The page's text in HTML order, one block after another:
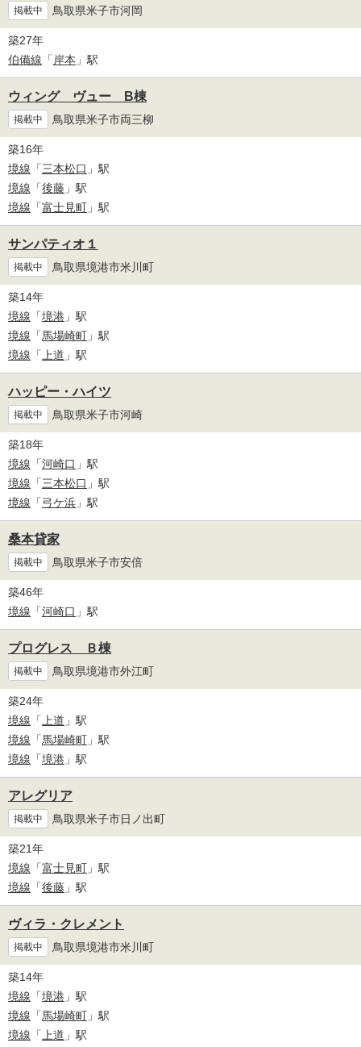
掲載中 鳥取県米子市河岡
築27年
伯備線 「岸本 」駅
ウィング ヴュー B棟
掲載中 鳥取県米子市両三柳
築16年
境線 「三本松口 」駅
境線 「後藤 」駅
境線 「富士見町 」駅
サンパティオ１
掲載中 鳥取県境港市米川町
築14年
境線 「境港 」駅
境線 「馬場崎町 」駅
境線 「上道 」駅
ハッピー・ハイツ
掲載中 鳥取県米子市河崎
築18年
境線 「河崎口 」駅
境線 「三本松口 」駅
境線 「弓ケ浜 」駅
桑本貸家
掲載中 鳥取県米子市安倍
築46年
境線 「河崎口 」駅
プログレス Ｂ棟
掲載中 鳥取県境港市外江町
築24年
境線 「上道 」駅
境線 「馬場崎町 」駅
境線 「境港 」駅
アレグリア
掲載中 鳥取県米子市日ノ出町
築21年
境線 「富士見町 」駅
境線 「後藤 」駅
ヴィラ・クレメント
掲載中 鳥取県境港市米川町
築14年
境線 「境港 」駅
境線 「馬場崎町 」駅
境線 「上道 」駅